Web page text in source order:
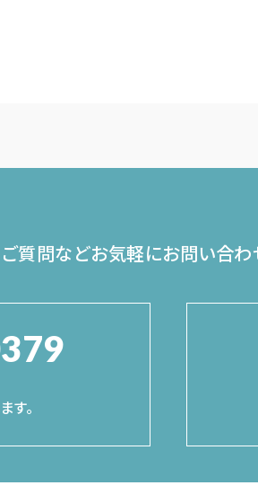
ご質問などお気軽にお問い合わ
す。